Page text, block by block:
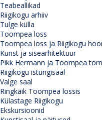
Teabeallikad
Riigikogu arhiiv
Tulge külla
Toompea loss
Toompea loss ja Riigikogu
Kunst ja sisearhitektuur
Pikk Hermann ja Toompea
Riigikogu istungisaal
Valge saal
Ringkäik Toompea lossis
Külastage Riigikogu
Ekskursioonid